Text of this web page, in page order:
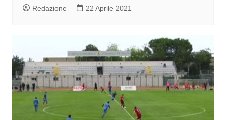
Redazione 22 Aprile 2021